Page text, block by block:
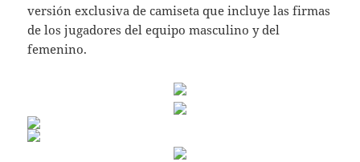
versión exclusiva de camiseta que incluye las firmas
de los jugadores del equipo masculino y del
femenino.